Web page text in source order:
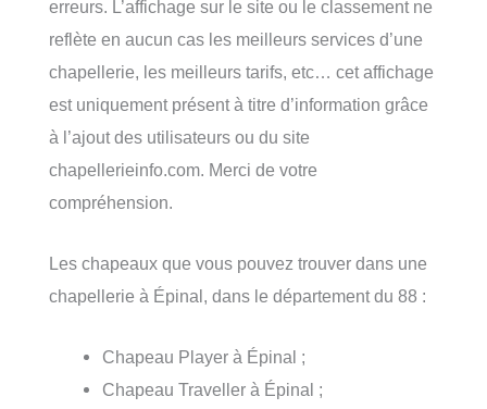
erreurs. L’affichage sur le site ou le classement ne
reflète en aucun cas les meilleurs services d’une
chapellerie, les meilleurs tarifs, etc… cet affichage
est uniquement présent à titre d’information grâce
à l’ajout des utilisateurs ou du site
chapellerieinfo.com. Merci de votre
compréhension.
Les chapeaux que vous pouvez trouver dans une
chapellerie à Épinal, dans le département du 88 :
Chapeau Player à Épinal ;
Chapeau Traveller à Épinal ;